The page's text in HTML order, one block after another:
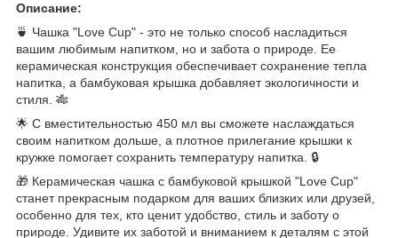
Описание:
🍵 Чашка "Love Cup" - это не только способ насладиться
вашим любимым напитком, но и забота о природе. Ее
керамическая конструкция обеспечивает сохранение тепла
напитка, а бамбуковая крышка добавляет экологичности и
стиля. 🎋
🌟 С вместительностью 450 мл вы сможете наслаждаться
своим напитком дольше, а плотное прилегание крышки к
кружке помогает сохранить температуру напитка. 🔒
🎁 Керамическая чашка с бамбуковой крышкой "Love Cup"
станет прекрасным подарком для ваших близких или друзей,
особенно для тех, кто ценит удобство, стиль и заботу о
природе. Удивите их заботой и вниманием к деталям с этой